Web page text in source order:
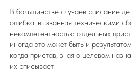
В большинстве случаев списание
ошибка, вызванная техническими
некомпетентностью отдельных
иногда это может быть и
когда пристав, зная о целевом
их списывает.